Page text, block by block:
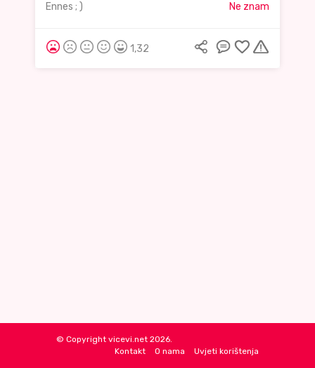
Ennes ; ) Ne znam
1,32
© Copyright vicevi.net 2026.
Kontakt
O nama Uvjeti korištenja